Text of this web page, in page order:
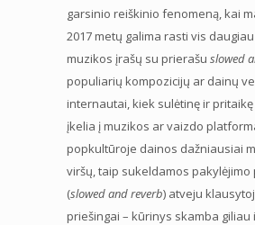
garsinio reiškinio fenomeną, kai
2017 metų galima rasti vis
muzikos įrašų su prierašu slowed
populiarių kompozicijų ar dainų
internautai, kiek sulėtinę ir
įkelia į muzikos ar vaizdo
popkultūroje dainos dažniausiai
viršų, taip sukeldamos pakylėjimo
(slowed and reverb) atveju
priešingai – kūrinys skamba giliau